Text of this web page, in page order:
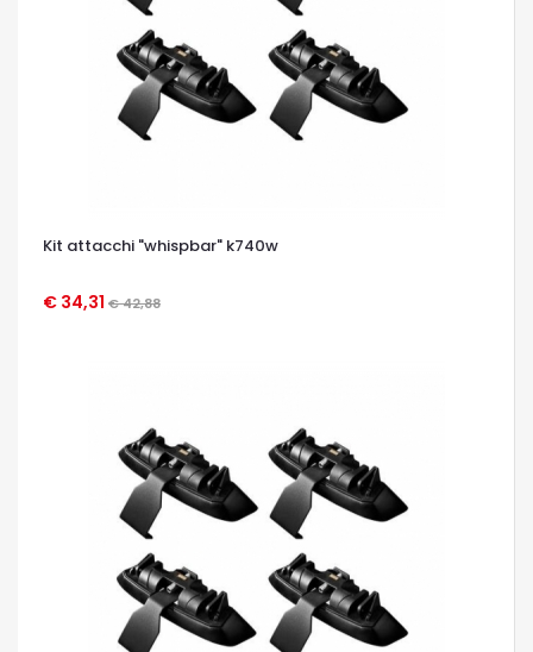
Kit attacchi "whispbar" k740w
€ 34,31 € 42,88
OCCHIATA VELOCE